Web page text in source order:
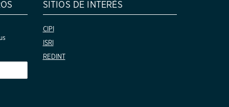
SITIOS DE INTERÉS
CIPI
ISRI
REDINT